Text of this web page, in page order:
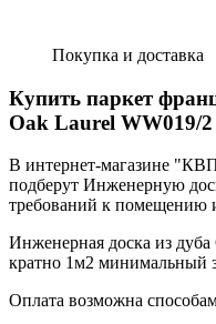
Покупка и доставка
Купить паркет
Oak Laurel WW019/2
В интернет-магазине
подберут Инженерную
требований к помещению
Инженерная доска из
кратно 1м2 минимальный
Оплата возможна